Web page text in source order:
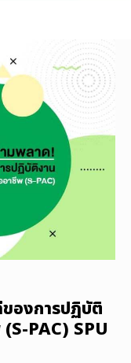
องการปฏิบัติ
PAC) SPU